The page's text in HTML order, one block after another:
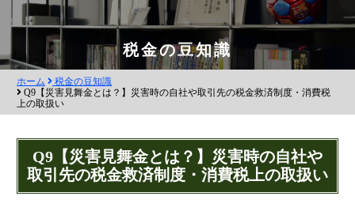
ホーム
各種支援業務
会社設立0円プラン
株式会社設立
税金の豆知識
ホーム
税金の豆知識
Q9【災害見舞金とは？】災害時の自社や取引先の税金救済制度・消費税
上の取扱い
Q9【災害見舞金とは？】災害時の自社や
取引先の税金救済制度・消費税上の取扱い